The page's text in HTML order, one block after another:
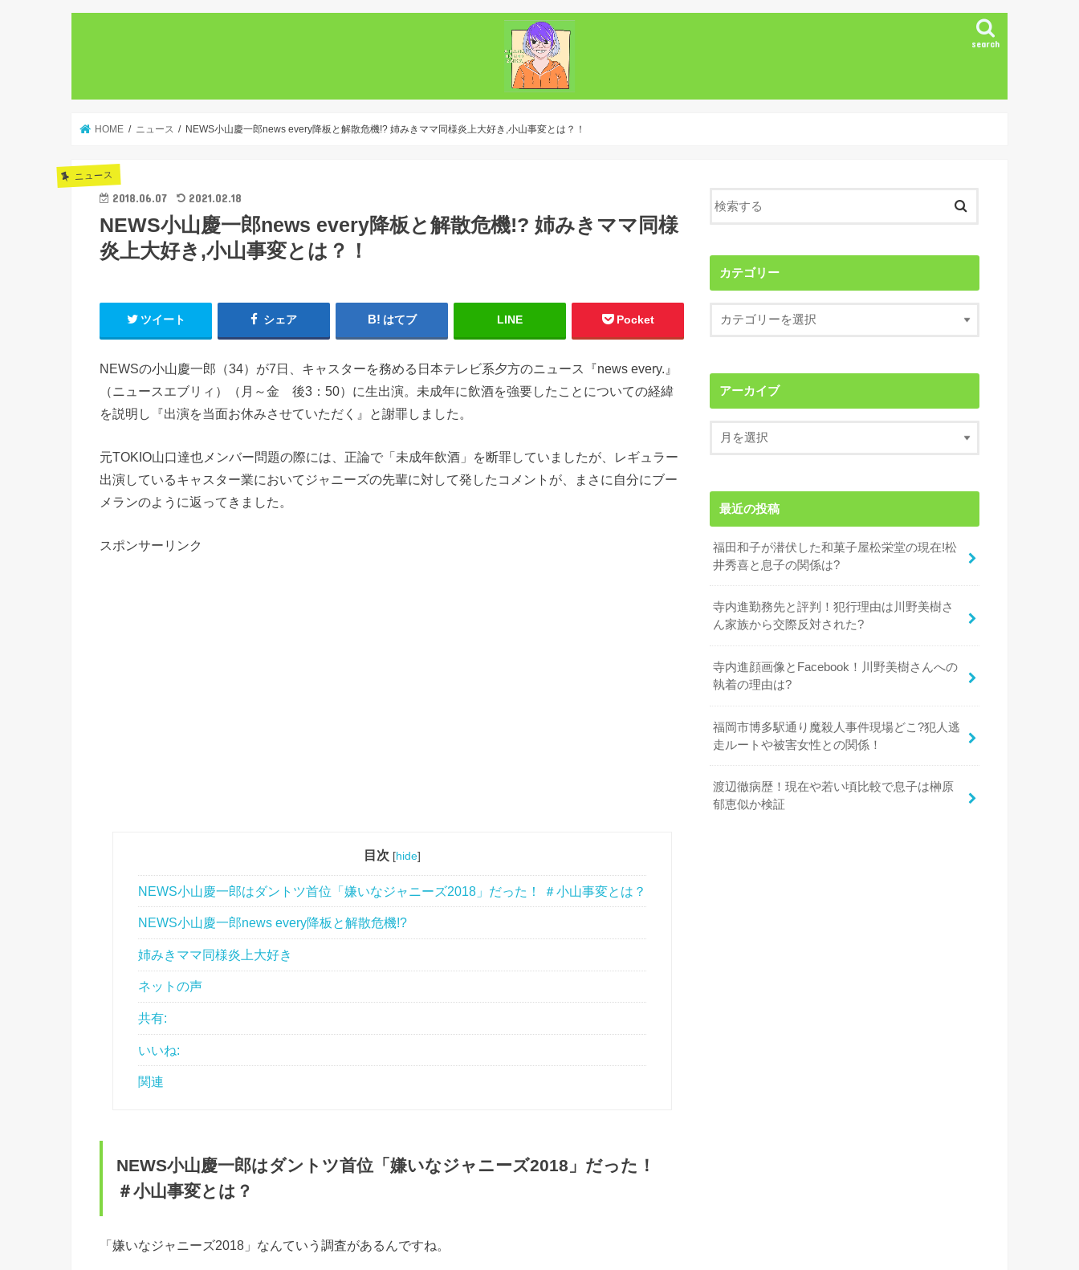
search
HOME ニュース NEWS小山慶一郎news every降板と解散危機!? 姉みきママ同様炎上大好き,小山事変とは？！
ニュース
2018.06.07 2021.02.18
NEWS小山慶一郎news every降板と解散危機!? 姉みきママ同様
炎上大好き,小山事変とは？！
ツイート シェア はてブ LINE Pocket
NEWSの小山慶一郎（34）が7日、キャスターを務める日本テレビ系夕方のニュース『news every.』
（ニュースエブリィ）（月～金 後3：50）に生出演。未成年に飲酒を強要したことについての経緯
を説明し『出演を当面お休みさせていただく』と謝罪しました。
元TOKIO山口達也メンバー問題の際には、正論で「未成年飲酒」を断罪していましたが、レギュラー
出演しているキャスター業においてジャニーズの先輩に対して発したコメントが、まさに自分にブー
メランのように返ってきました。
スポンサーリンク
目次 [hide]
NEWS小山慶一郎はダントツ首位「嫌いなジャニーズ2018」だった！ ＃小山事変とは？
NEWS小山慶一郎news every降板と解散危機!?
姉みきママ同様炎上大好き
ネットの声
共有:
いいね:
関連
NEWS小山慶一郎はダントツ首位「嫌いなジャニーズ2018」だった！
＃小山事変とは？
「嫌いなジャニーズ2018」なんていう調査があるんですね。
カテゴリー
アーカイブ
最近の投稿
福田和子が潜伏した和菓子屋松栄堂の現在!松
井秀喜と息子の関係は?
寺内進勤務先と評判！犯行理由は川野美樹さ
ん家族から交際反対された?
寺内進顔画像とFacebook！川野美樹さんへの
執着の理由は?
福岡市博多駅通り魔殺人事件現場どこ?犯人逃
走ルートや被害女性との関係！
渡辺徹病歴！現在や若い頃比較で息子は榊原
郁恵似か検証